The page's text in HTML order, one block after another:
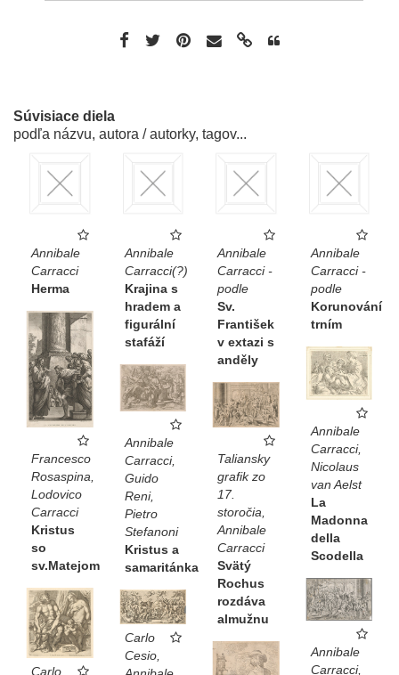
Súvisiace diela
podľa názvu, autora / autorky, tagov...
Annibale
Carracci
Herma
Annibale
Carracci(?)
Krajina s
hradem a
figurální
stafáží
Annibale
Carracci -
podle
Sv.
František
v extazi s
anděly
Annibale
Carracci -
podle
Korunování
trním
Francesco
Rosaspina,
Lodovico
Carracci
Kristus
so
sv.Matejom
Annibale
Carracci,
Nicolaus
van Aelst
La
Madonna
della
Scodella
Annibale
Carracci,
Guido
Reni,
Pietro
Stefanoni
Kristus a
samaritánka
Taliansky
grafik zo
17.
storočia,
Annibale
Carracci
Svätý
Rochus
rozdáva
almužnu
Annibale
Carracci,
Carlo
Carlo
Cesio,